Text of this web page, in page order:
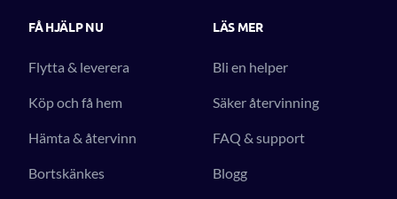
FÅ HJÄLP NU
Flytta & leverera
Köp och få hem
Hämta & återvinn
Bortskänkes
LÄS MER
Bli en helper
Säker återvinning
FAQ & support
Blogg